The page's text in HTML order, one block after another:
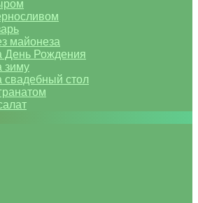
майонеза
День Рождения
зиму
свадебный стол